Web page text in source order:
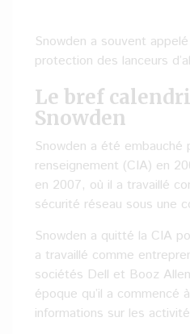
Snowden a souvent
protection des lanceurs
Le bref
Snowden
Snowden a été embauché
renseignement (CIA) en
en 2007, où il a travaillé
sécurité réseau sous une
Snowden a quitté la CIA
a travaillé comme
sociétés Dell et Booz
époque qu’il a commencé
informations sur les